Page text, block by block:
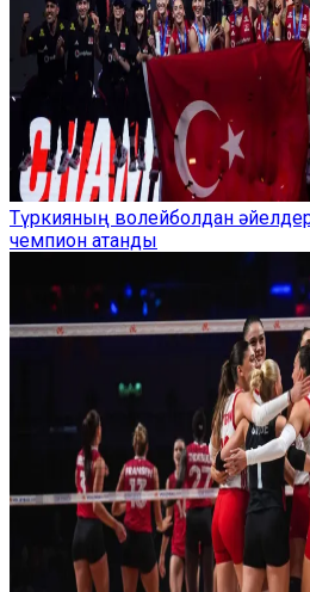
Түркияның волейболдан
чемпион атанды